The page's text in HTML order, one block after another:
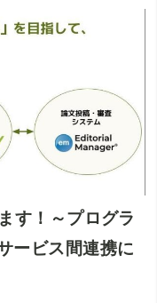
す！～プログラ
ービス間連携に